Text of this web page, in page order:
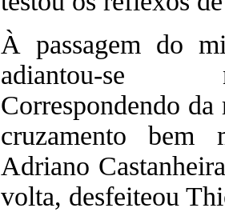
À passagem do
adiantou-se
Correspondendo
cruzamento bem
Adriano
volta, desfeiteou